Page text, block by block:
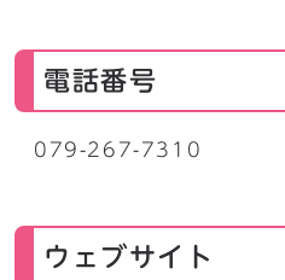
電話番号
079-267-7310
ウェブサイト